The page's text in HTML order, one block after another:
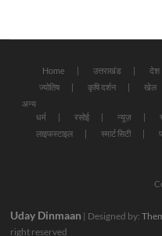
Home उत्तराखंड देश
ज्योतिष
कृषि दर्शन खेल
अन्य
धर्म
रसोई न्यूज़
लाइफस्टाइल
स्मार्ट सिटी
Uday Dinmaan | Designed by:
right reserved